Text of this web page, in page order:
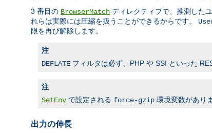
3 番目の BrowserMatch ディレクティブで、推測した
れらは実際には圧縮を扱うことができるからです。
限を再び解除します。
注
DEFLATE フィルタは必ず、PHP や SSI といった
注
SetEnv で設定される force-gzip 環境変数があり
出力の伸長